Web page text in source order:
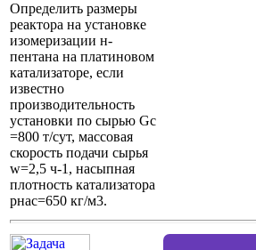
Определить размеры
реактора на установке
изомеризации н-
пентана на платиновом
катализаторе, если
известно
производительность
установки по сырью Gс
=800 т/сут, массовая
скорость подачи сырья
w=2,5 ч-1, насыпная
плотность катализатора
рнас=650 кг/м3.